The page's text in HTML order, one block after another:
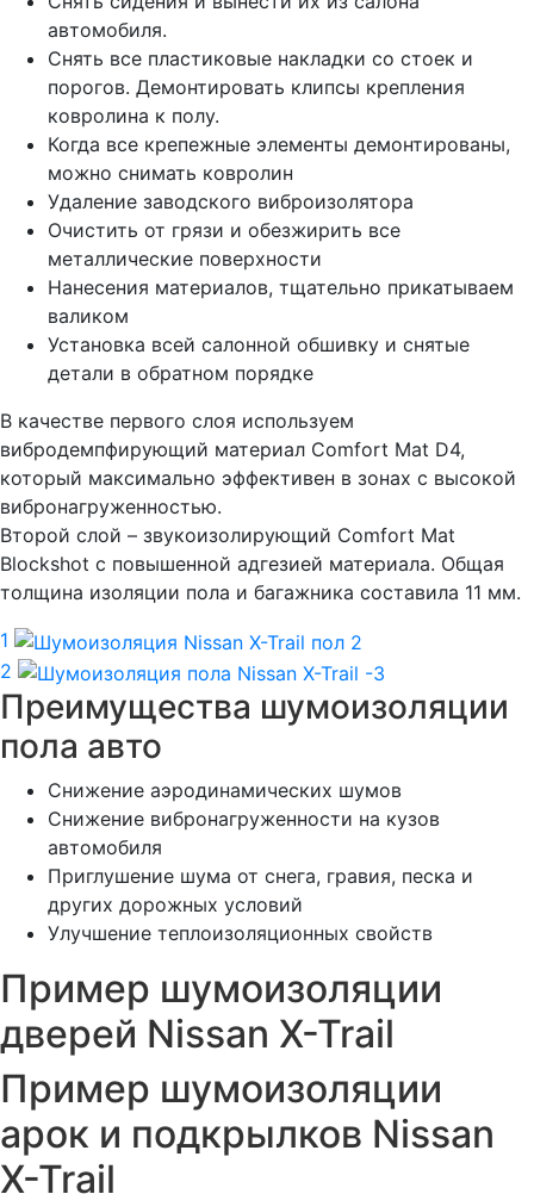
автомобиля.
Снять все пластиковые накладки со стоек и
порогов. Демонтировать клипсы крепления
ковролина к полу.
Когда все крепежные элементы демонтированы,
можно снимать ковролин
Удаление заводского виброизолятора
Очистить от грязи и обезжирить все
металлические поверхности
Нанесения материалов, тщательно прикатываем
валиком
Установка всей салонной обшивку и снятые
детали в обратном порядке
В качестве первого слоя используем
вибродемпфирующий материал Comfort Mat D4,
который максимально эффективен в зонах с высокой
вибронагруженностью.
Второй слой – звукоизолирующий Comfort Mat
Blockshot с повышенной адгезией материала. Общая
толщина изоляции пола и багажника составила 11 мм.
1
2
Преимущества шумоизоляции
пола авто
Снижение аэродинамических шумов
Снижение вибронагруженности на кузов
автомобиля
Приглушение шума от снега, гравия, песка и
других дорожных условий
Улучшение теплоизоляционных свойств
Пример шумоизоляции
дверей Nissan X-Trail
Пример шумоизоляции
арок и подкрылков Nissan
X-Trail